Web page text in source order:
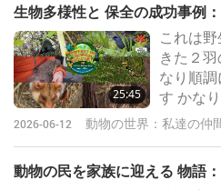
せで 幸
で 彼女
彼女だ
生物多様性と 保全の成功事例
25:45
これは
きた２
なり順
す かな
なヒナ
０年ぶ
では ニ
2026-06-12 動物の世界：私達の仲
動物の民を家族に迎える 物語